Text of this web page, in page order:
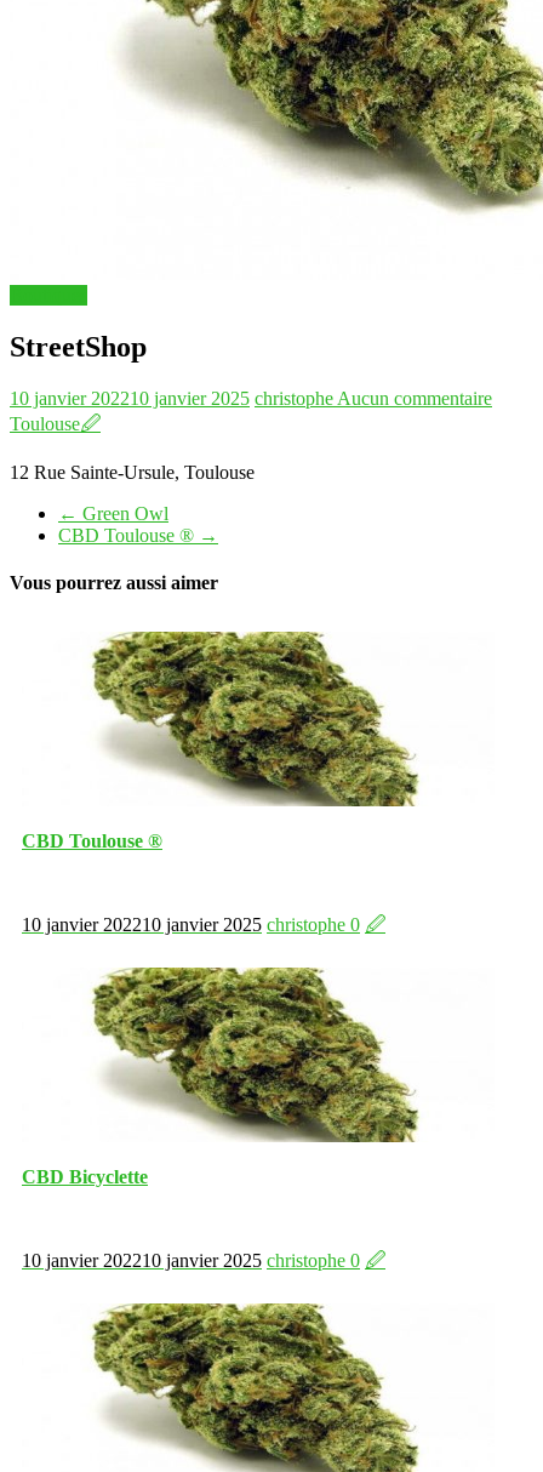
StreetShop
10 janvier 202210 janvier 2025 christophe Aucun commentaire
Toulouse🖉
12 Rue Sainte-Ursule, Toulouse
← Green Owl
CBD Toulouse ® →
Vous pourrez aussi aimer
CBD Toulouse ®
10 janvier 202210 janvier 2025 christophe 0 🖉
CBD Bicyclette
10 janvier 202210 janvier 2025 christophe 0 🖉